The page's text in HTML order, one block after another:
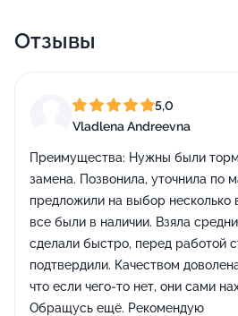
Отзывы
5,0
Vladlena Andreevna
Преимущества: Нужны были
замена. Позвонила, уточнила по
предложили на выбор несколько
все были в наличии. Взяла
сделали быстро, перед работой
подтвердили. Качеством
что если чего-то нет, они сами
Обращусь ещё. Рекомендую